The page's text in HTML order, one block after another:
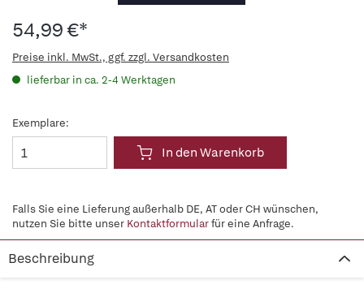
54,99 €*
Preise inkl. MwSt., ggf. zzgl. Versandkosten
lieferbar in ca. 2-4 Werktagen
Exemplare:
In den Warenkorb
Falls Sie eine Lieferung außerhalb DE, AT oder CH wünschen,
nutzen Sie bitte unser Kontaktformularfür eine Anfrage.
Beschreibung